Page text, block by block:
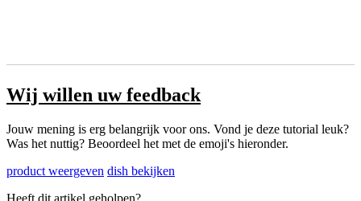
Wij willen uw feedback
Jouw mening is erg belangrijk voor ons. Vond je deze tutorial leuk?
Was het nuttig? Beoordeel het met de emoji's hieronder.
product weergeven dish bekijken